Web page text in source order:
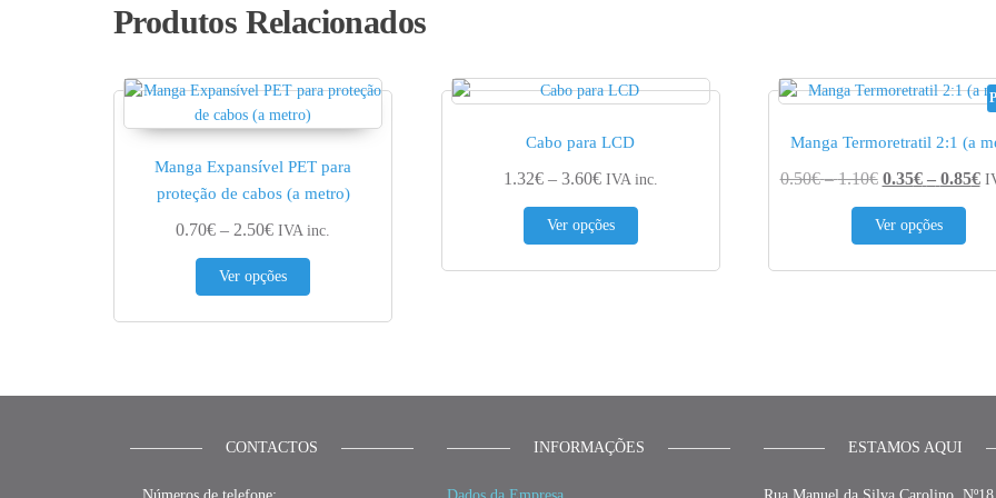
Produtos Relacionados
Manga Expansível PET para
proteção de cabos (a metro)
0.70€ – 2.50€Price range: 0.70€ through 2.50€
IVA inc.
Ver opções
This product has multiple variants. The options may be chosen on the product page
Cabo para LCD
1.32€ – 3.60€Price range: 1.32€ through 3.60€
IVA inc.
Ver opções
This product has multiple variants. The options may be
Manga Termoretratil 2:1 (a
0.50€ – 1.10€Price range:
0.35€ – 0.85€
Ver opções
This
CONTACTOS INFORMAÇÕES ESTAMOS AQUI